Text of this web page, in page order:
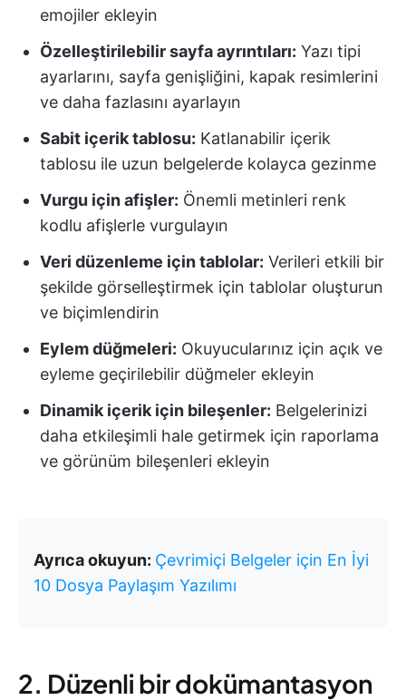
emojiler ekleyin
Özelleştirilebilir sayfa ayrıntıları: Yazı tipi
ayarlarını, sayfa genişliğini, kapak resimlerini
ve daha fazlasını ayarlayın
Sabit içerik tablosu: Katlanabilir içerik
tablosu ile uzun belgelerde kolayca gezinme
Vurgu için afişler: Önemli metinleri renk
kodlu afişlerle vurgulayın
Veri düzenleme için tablolar: Verileri etkili bir
şekilde görselleştirmek için tablolar oluşturun
ve biçimlendirin
Eylem düğmeleri: Okuyucularınız için açık ve
eyleme geçirilebilir düğmeler ekleyin
Dinamik içerik için bileşenler: Belgelerinizi
daha etkileşimli hale getirmek için raporlama
ve görünüm bileşenleri ekleyin
Ayrıca okuyun: Çevrimiçi Belgeler için En İyi
10 Dosya Paylaşım Yazılımı
2. Düzenli bir dokümantasyon